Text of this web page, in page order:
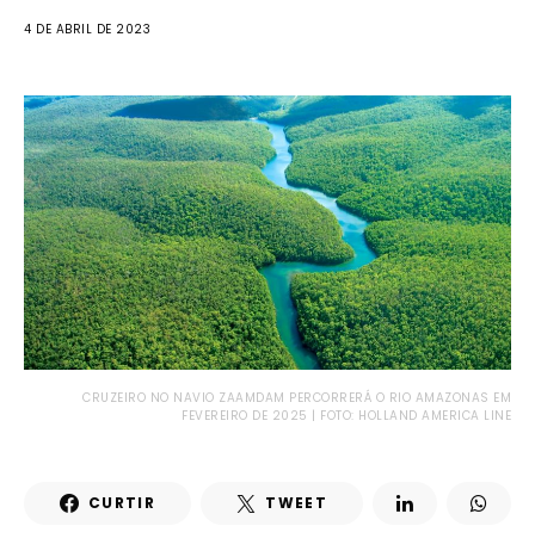
4 DE ABRIL DE 2023
CRUZEIRO NO NAVIO ZAAMDAM PERCORRERÁ O RIO AMAZONAS EM
FEVEREIRO DE 2025 | FOTO: HOLLAND AMERICA LINE
CURTIR TWEET